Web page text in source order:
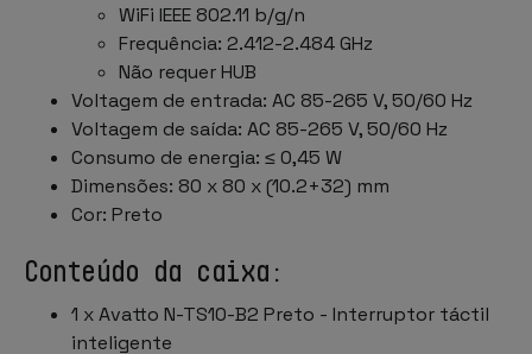
WiFi IEEE 802.11 b/g/n
Frequência: 2.412-2.484 GHz
Não requer HUB
Voltagem de entrada: AC 85-265 V, 50/60 Hz
Voltagem de saída: AC 85-265 V, 50/60 Hz
Consumo de energia: ≤ 0,45 W
Dimensões: 80 x 80 x (10.2+32) mm
Cor: Preto
Conteúdo da caixa:
1 x Avatto N-TS10-B2 Preto - Interruptor táctil
inteligente